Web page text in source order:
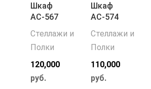
Шкаф
АС-567
Стеллажи и
Полки
120,000
руб.
Шкаф
АС-574
Стеллажи и
Полки
110,000
руб.